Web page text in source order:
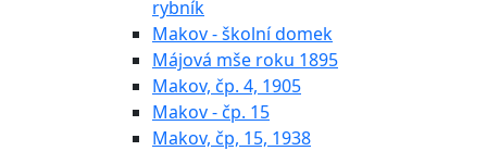
rybník
Makov - školní domek
Májová mše roku 1895
Makov, čp. 4, 1905
Makov - čp. 15
Makov, čp, 15, 1938